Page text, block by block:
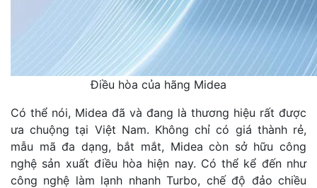
Điều hòa của hãng Midea
Có thể nói, Midea đã và đang là thương hiệu rất được
ưa chuộng tại Việt Nam. Không chỉ có giá thành rẻ,
mẫu mã đa dạng, bắt mắt, Midea còn sở hữu công
nghệ sản xuất điều hòa hiện nay. Có thể kể đến như
công nghệ làm lạnh nhanh Turbo, chế độ đảo chiều